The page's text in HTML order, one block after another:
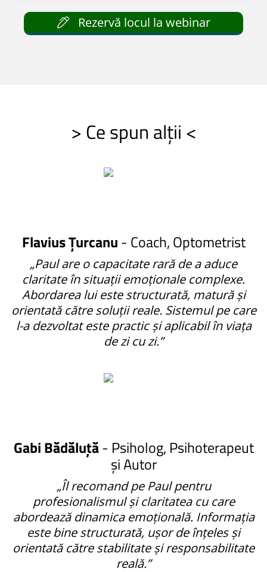
Rezervă locul la webinar
> Ce spun alții <
Flavius Țurcanu- Coach, Optometrist
„Paul are o capacitate rară de a aduce
claritate în situații emoționale complexe.
Abordarea lui este structurată, matură și
orientată către soluții reale. Sistemul pe care
l-a dezvoltat este practic și aplicabil în viața
de zi cu zi.”
Gabi Bădăluță- Psiholog, Psihoterapeut
și Autor
„Îl recomand pe Paul pentru
profesionalismul și claritatea cu care
abordează dinamica emoțională. Informația
este bine structurată, ușor de înțeles și
orientată către stabilitate și responsabilitate
reală.”